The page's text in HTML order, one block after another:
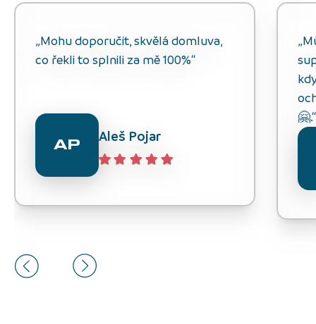
„Mohu doporučit, skvělá domluva,
co řekli to splnili za mě 100%“
AP Aleš Pojar